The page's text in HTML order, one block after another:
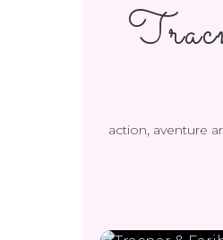
action, aventure